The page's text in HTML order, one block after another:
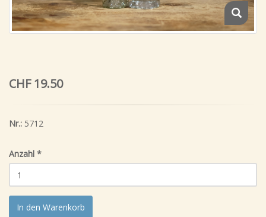
CHF 19.50
Nr.: 5712
Anzahl *
In den Warenkorb